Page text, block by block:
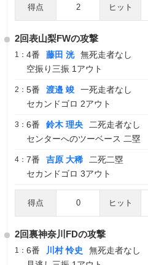
得点 2 ヒット
2回表山梨FWの攻撃
1： 4番 藤田 洸
無死走者なし
空振り三振 1アウト
2： 5番 渡邉 竣
一死走者なし
セカンドゴロ 2アウト
3： 6番 鈴木 理央
二死走者なし
センターへのツーベース 二塁
4： 7番 吉原 大稀
二死二塁
セカンドゴロ 3アウト
得点 0 ヒット
2回裏神奈川FDの攻撃
1： 6番 川村 怜史
無死走者なし